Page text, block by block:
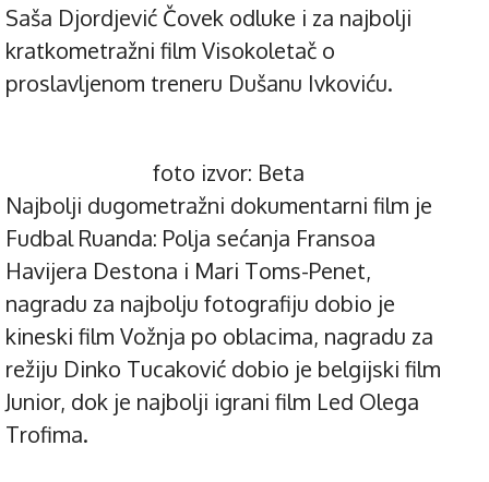
Saša Djordjević Čovek odluke i za najbolji
kratkometražni film Visokoletač o
proslavljenom treneru Dušanu Ivkoviću.
foto izvor: Beta
Najbolji dugometražni dokumentarni film je
Fudbal Ruanda: Polja sećanja Fransoa
Havijera Destona i Mari Toms-Penet,
nagradu za najbolju fotografiju dobio je
kineski film Vožnja po oblacima, nagradu za
režiju Dinko Tucaković dobio je belgijski film
Junior, dok je najbolji igrani film Led Olega
Trofima.